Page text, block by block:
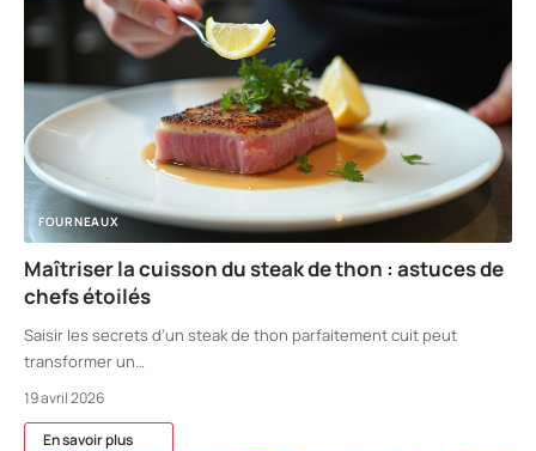
FOURNEAUX
Maîtriser la cuisson du steak de thon : astuces de
chefs étoilés
Saisir les secrets d’un steak de thon parfaitement cuit peut
transformer un…
19 avril 2026
En savoir plus